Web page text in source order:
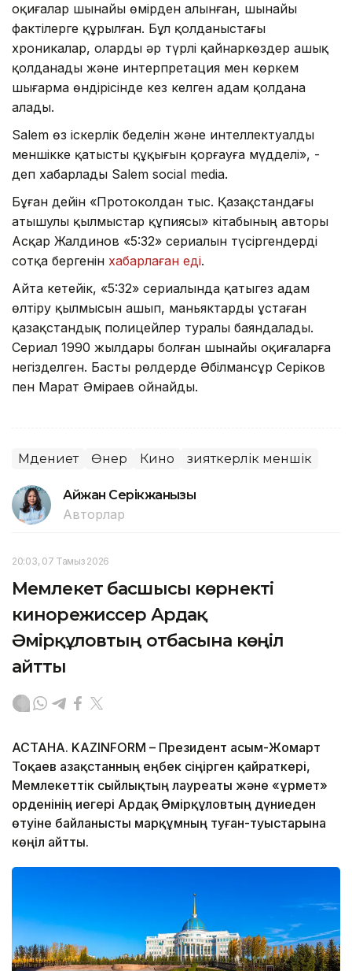
оқиғалар шынайы өмірден алынған, шынайы
фактілерге құрылған. Бұл қолданыстағы
хроникалар, оларды әр түрлі қайнаркөздер ашық
қолданады және интерпретация мен көркем
шығарма өндірісінде кез келген адам қолдана
алады.
Salem өз іскерлік беделін және интеллектуалды
меншікке қатысты құқығын қорғауға мүдделі», -
деп хабарлады Salem social media.
Бұған дейін «Протоколдан тыс. Қазақстандағы
атышулы қылмыстар құпиясы» кітабының авторы
Асқар Жалдинов «5:32» сериалын түсіргендерді
сотқа бергенін хабарлаған еді.
Айта кетейік, «5:32» сериалында қатыгез адам
өлтіру қылмысын ашып, маньяктарды ұстаған
қазақстандық полицейлер туралы баяндалады.
Сериал 1990 жылдары болған шынайы оқиғаларға
негізделген. Басты рөлдерде Әбілмансұр Серіков
пен Марат Әміраев ойнайды.
Мәдениет Өнер Кино зияткерлік меншік
Айжан Серікжанқызы
Авторлар
20:03, 07 Тамыз 2026
Мемлекет басшысы көрнекті
кинорежиссер Ардақ
Әмірқұловтың отбасына көңіл
айтты
АСТАНА. KAZINFORM – Президент Қасым-Жомарт
Тоқаев Қазақстанның еңбек сіңірген қайраткері,
Мемлекеттік сыйлықтың лауреаты және «Құрмет»
орденінің иегері Ардақ Әмірқұловтың дүниеден
өтуіне байланысты марқұмның туған-туыстарына
көңіл айтты.